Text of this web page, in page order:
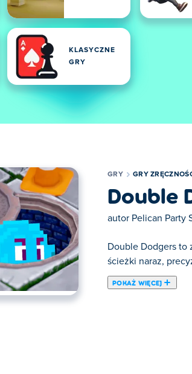
KLASYCZNE
GRY
GRY GRY
Double
autor Pelican Party
Double Dodgers to
ścieżki naraz,
POKAŻ WIĘCEJ
grać w Double Dodgers. Double